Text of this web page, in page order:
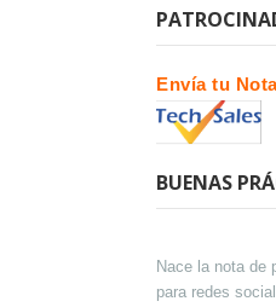
Envía tu
BUENAS
Nace la nota de
para redes